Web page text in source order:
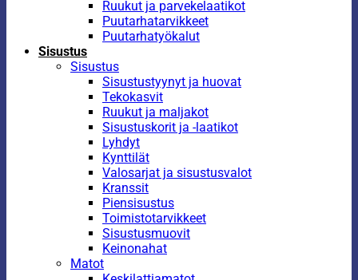
Ruukut ja parvekelaatikot
Puutarhatarvikkeet
Puutarhatyökalut
Sisustus
Sisustus
Sisustustyynyt ja huovat
Tekokasvit
Ruukut ja maljakot
Sisustuskorit ja -laatikot
Lyhdyt
Kynttilät
Valosarjat ja sisustusvalot
Kranssit
Piensisustus
Toimistotarvikkeet
Sisustusmuovit
Keinonahat
Matot